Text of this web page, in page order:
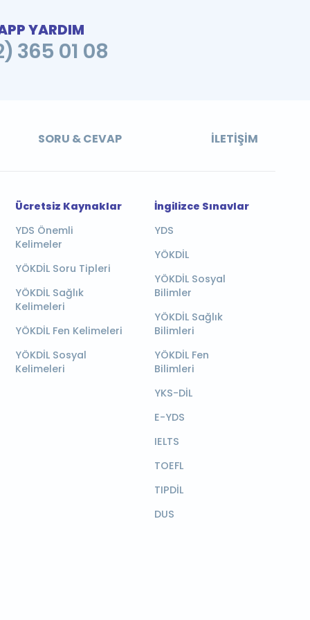
YARDIM
365 01 08
SORU & CEVAP İLETIŞIM
Ücretsiz Kaynaklar
YDS Önemli
Kelimeler
YÖKDİL Soru Tipleri
YÖKDİL Sağlık
Kelimeleri
YÖKDİL Fen Kelimeleri
YÖKDİL Sosyal
Kelimeleri
İngilizce Sınavlar
YDS
YÖKDİL
YÖKDİL Sosyal
Bilimler
YÖKDİL Sağlık
Bilimleri
YÖKDİL Fen
Bilimleri
YKS-DİL
E-YDS
IELTS
TOEFL
TIPDİL
DUS